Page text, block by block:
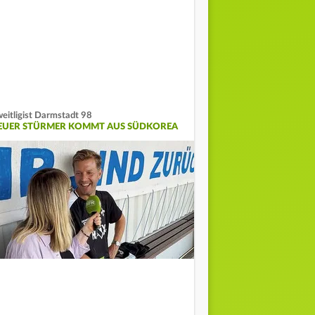
Darmstadt 98
STÜRMER KOMMT AUS SÜDKOREA